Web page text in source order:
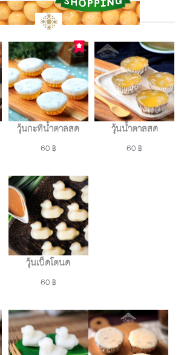
วุ้นกะทิน้ำตาลสด
60 ฿
วุ้นน้ำตาลสด
60 ฿
วุ้นเป็ดโตนด
60 ฿